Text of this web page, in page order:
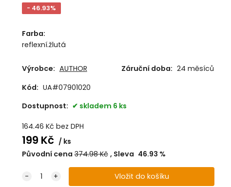
- 46.93%
Farba:
reflexní.žlutá
Výrobce: AUTHOR Záruční doba: 24 měsíců
Kód: UA#07901020
Dostupnost:
skladem 6 ks
164.46 Kč bez DPH
199 Kč
ks
Původní cena 374.98Kč Sleva 46.93 %